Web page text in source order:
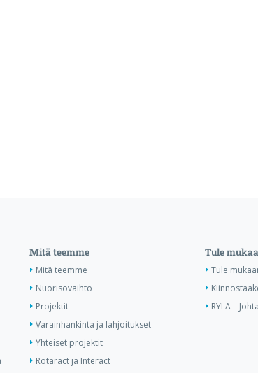
Mitä teemme
Mitä teemme
Nuorisovaihto
Projektit
Varainhankinta ja lahjoitukset
Yhteiset projektit
Rotaract ja Interact
Tule
Tule
RYLA –